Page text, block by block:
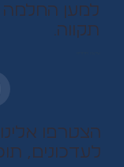
למען החלמה
תקווה.
הצטרפו
לעדכונים,